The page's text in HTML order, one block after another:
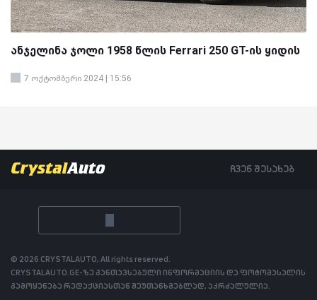
ანჯელინა ჯოლი 1958 წლის Ferrari 250 GT-ის ყიდის
7 ოქტომბერი 2024 | 15:56
ჩვენ შესახებ
© 2026 CRYSTALAUTO, All rights reserved.
CRYSTALAUTO.GE-ზე განთავსებული ინფორმაციის და ფოტომასალის
გამოყენება რედაქციასთან შეუთანხმებლად, აკრძალულია.